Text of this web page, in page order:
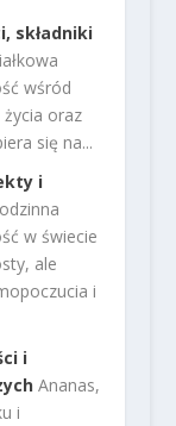
składniki
wśród
oraz
się na...
i
w świecie
ale
i
i
Ananas,
i